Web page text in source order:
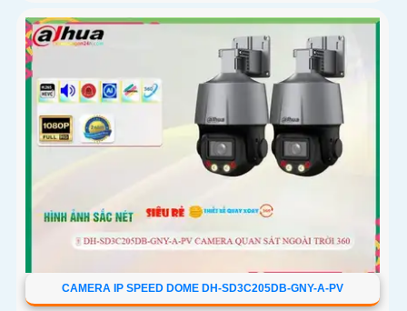
CAMERA IP SPEED DOME DH-SD3C205DB-GNY-A-PV